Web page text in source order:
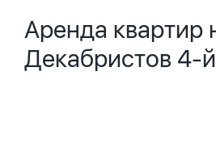
Аренда квартир
Декабристов 4-й